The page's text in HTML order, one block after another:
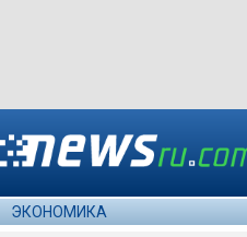
ЭКОНОМИКА